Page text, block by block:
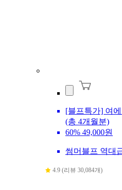
[블프특가] 여
(총 4개월분)
60% 49,000원
썸머블프 역대
4.9 (리뷰 30,084개)